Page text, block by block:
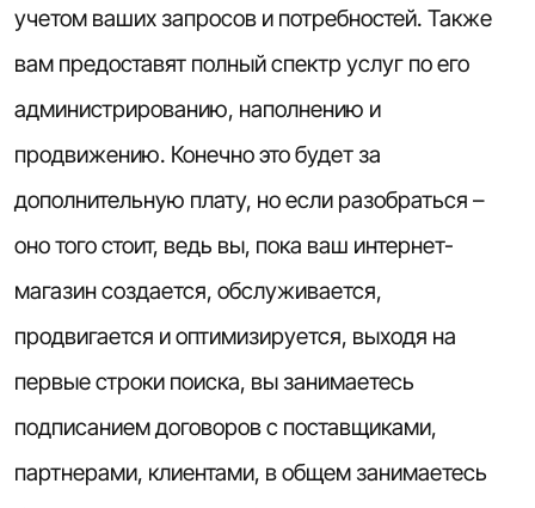
учетом ваших запросов и потребностей. Также
вам предоставят полный спектр услуг по его
администрированию, наполнению и
продвижению. Конечно это будет за
дополнительную плату, но если разобраться –
оно того стоит, ведь вы, пока ваш интернет-
магазин создается, обслуживается,
продвигается и оптимизируется, выходя на
первые строки поиска, вы занимаетесь
подписанием договоров с поставщиками,
партнерами, клиентами, в общем занимаетесь